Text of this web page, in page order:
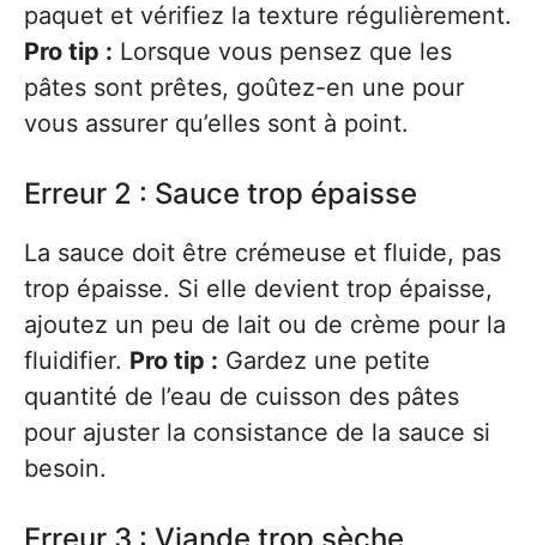
paquet et vérifiez la texture régulièrement.
Pro tip : Lorsque vous pensez que les
pâtes sont prêtes, goûtez-en une pour
vous assurer qu’elles sont à point.
Erreur 2 : Sauce trop épaisse
La sauce doit être crémeuse et fluide, pas
trop épaisse. Si elle devient trop épaisse,
ajoutez un peu de lait ou de crème pour la
fluidifier. Pro tip : Gardez une petite
quantité de l’eau de cuisson des pâtes
pour ajuster la consistance de la sauce si
besoin.